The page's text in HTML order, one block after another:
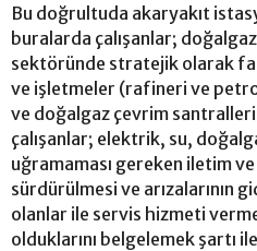
Bu doğrultuda akaryakıt
buralarda çalışanlar;
sektöründe stratejik olarak
ve işletmeler (rafineri ve
ve doğalgaz çevrim
çalışanlar; elektrik, su,
uğramaması gereken iletim
sürdürülmesi ve arızalarının
olanlar ile servis hizmeti
olduklarını belgelemek şartı